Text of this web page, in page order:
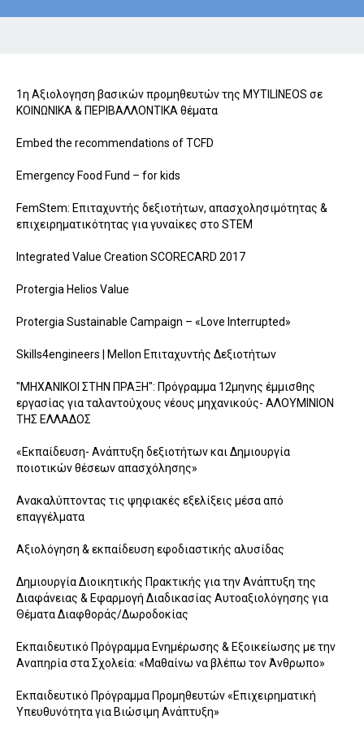
1η Αξιολογηση βασικών προμηθευτών της MYTILINEOS σε
ΚΟΙΝΩΝΙΚΑ & ΠΕΡΙΒΑΛΛΟΝΤΙΚΑ θέματα
Embed the recommendations of TCFD
Emergency Food Fund – for kids
FemStem: Επιταχυντής δεξιοτήτων, απασχολησιμότητας &
επιχειρηματικότητας για γυναίκες στο STEM
Integrated Value Creation SCORECARD 2017
Protergia Helios Value
Protergia Sustainable Campaign – «Love Interrupted»
Skills4engineers | Mellon Επιταχυντής Δεξιοτήτων
"ΜΗΧΑΝΙΚΟΙ ΣΤΗΝ ΠΡΑΞΗ": Πρόγραμμα 12μηνης έμμισθης
εργασίας για ταλαντούχους νέους μηχανικούς- ΑΛΟΥΜΙΝΙΟΝ
ΤΗΣ ΕΛΛΑΔΟΣ
«Εκπαίδευση- Ανάπτυξη δεξιοτήτων και Δημιουργία
ποιοτικών θέσεων απασχόλησης»
Ανακαλύπτοντας τις ψηφιακές εξελίξεις μέσα από
επαγγέλματα
Αξιολόγηση & εκπαίδευση εφοδιαστικής αλυσίδας
Δημιουργία Διοικητικής Πρακτικής για την Ανάπτυξη της
Διαφάνειας & Εφαρμογή Διαδικασίας Αυτοαξιολόγησης για
Θέματα Διαφθοράς/Δωροδοκίας
Εκπαιδευτικό Πρόγραμμα Ενημέρωσης & Εξοικείωσης με την
Αναπηρία στα Σχολεία: «Μαθαίνω να βλέπω τον Άνθρωπο»
Εκπαιδευτικό Πρόγραμμα Προμηθευτών «Επιχειρηματική
Υπευθυνότητα για Βιώσιμη Ανάπτυξη»